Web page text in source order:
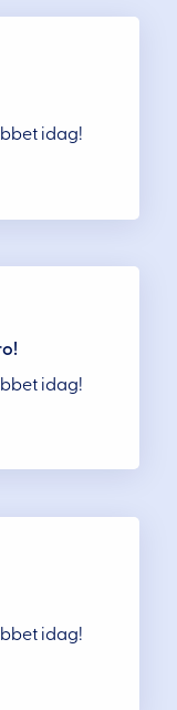
idag!
idag!
idag!